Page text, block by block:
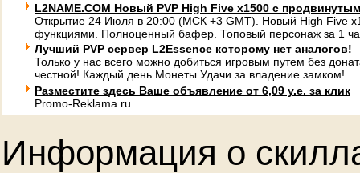
L2NAME.COM Новый PVP High Five x1500 с
Открытие 24 Июля в 20:00 (МСК +3 GMT). Новый High Five
функциями. Полноценный бафер. Топовый персонаж за 1
Лучший PVP сервер L2Essence которому нет аналогов!
Только у нас всего можно добиться игровым путем без
честной! Каждый день Монеты Удачи за владение замком!
Разместите здесь Ваше объявление от 6,09 у.е. за клик
Promo-Reklama.ru
Информация о